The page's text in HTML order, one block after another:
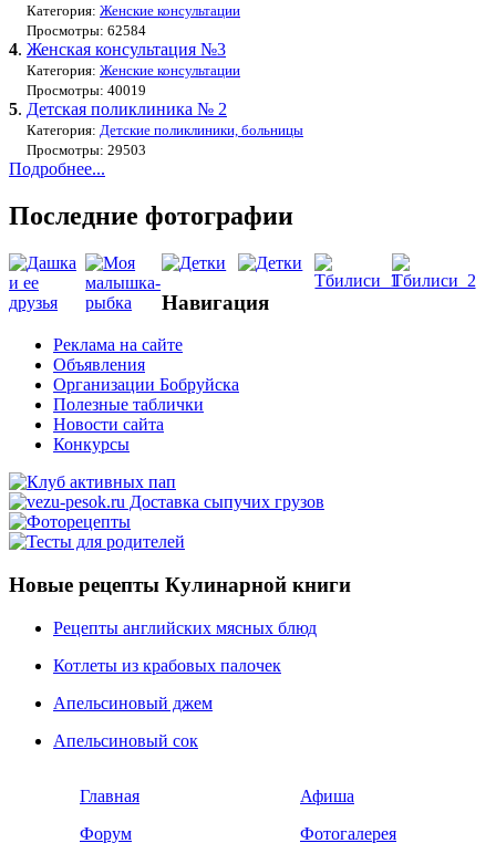
Категория: Женские консультации
Просмотры: 62584
4. Женская консультация №3
Категория: Женские консультации
Просмотры: 40019
5. Детская поликлиника № 2
Категория: Детские поликлиники, больницы
Просмотры: 29503
Подробнее...
Последние фотографии
Навигация
Реклама на сайте
Объявления
Организации Бобруйска
Полезные таблички
Новости сайта
Конкурсы
Новые рецепты Кулинарной книги
Рецепты английских мясных блюд
Котлеты из крабовых палочек
Апельсиновый джем
Апельсиновый сок
Главная
Форум
Афиша
Фотогалерея